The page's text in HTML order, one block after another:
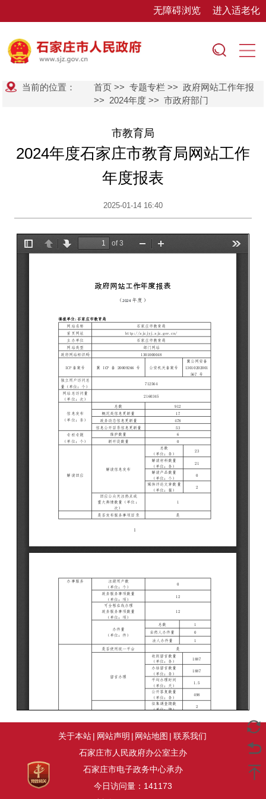
无障碍浏览 进入适老化
当前的位置： 首页 >>专题专栏 >>政府网站工作年报
>> 2024年度 >>市政府部门
市教育局
2024年度石家庄市教育局网站工作
年度报表
2025-01-14 16:40
关于本站| 网站声明 | 网站地图 | 联系我们
石家庄市人民政府办公室主办
石家庄市电子政务中心承办
今日访问量： 141173